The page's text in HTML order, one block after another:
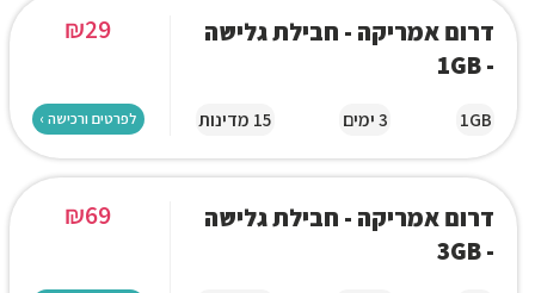
דרום אמריקה - חבילת גלישה
- 1GB
1GB 3 ימים 15 מדינות
₪29
לפרטים ורכישה ›
דרום אמריקה - חבילת גלישה
- 3GB
₪69